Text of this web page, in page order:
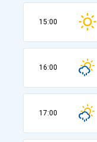
15:00
16:00
17:00